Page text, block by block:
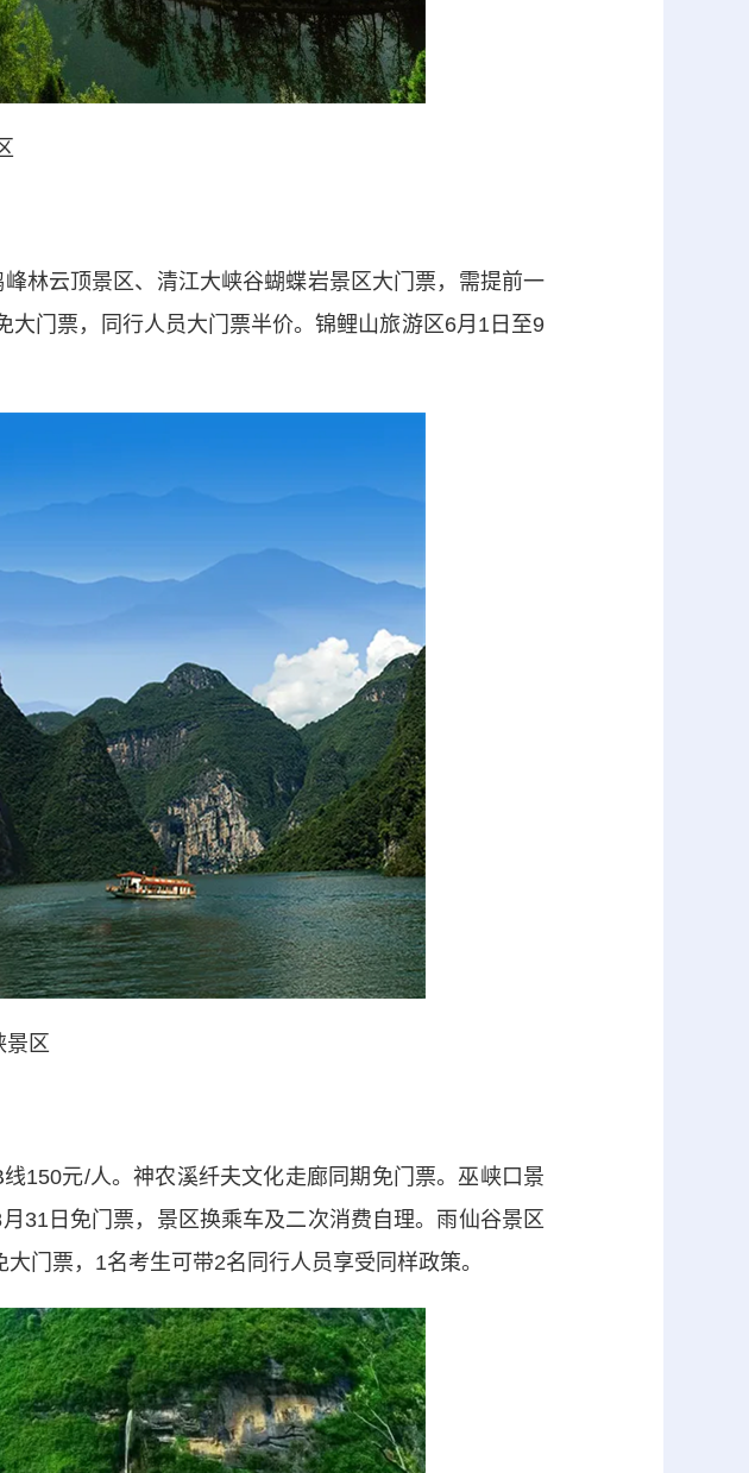
云顶景区、清江大峡谷蝴蝶岩景区大门票，需提前一
大门票，同行人员大门票半价。锦鲤山旅游区6月1日至9
景区
元/人。神农溪纤夫文化走廊同期免门票。巫峡口景
31日免门票，景区换乘车及二次消费自理。雨仙谷景区
门票，1名考生可带2名同行人员享受同样政策。